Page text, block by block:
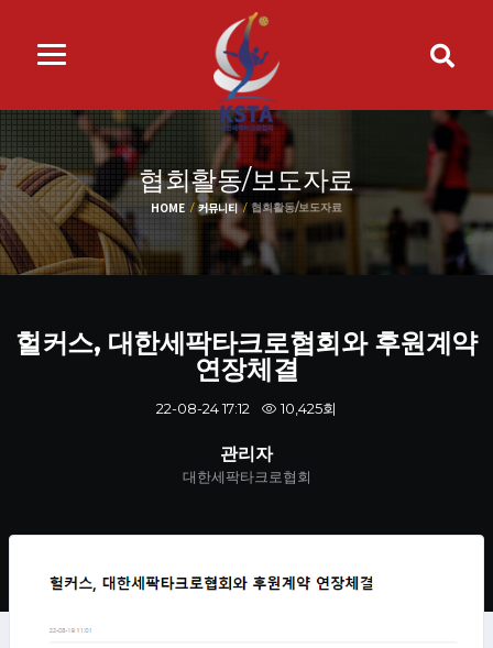
협회활동/보도자료
HOME 커뮤니티 협회활동/보도자료
헐커스, 대한세팍타크로협회와 후원계약
연장체결
22-08-24 17:12 10,425회
관리자
대한세팍타크로협회